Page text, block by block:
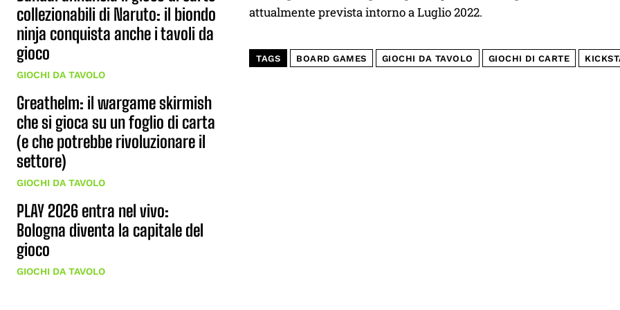
collezionabili di Naruto: il biondo
ninja conquista anche i tavoli da
gioco
GIOCHI DA TAVOLO
Greathelm: il wargame skirmish
che si gioca su un foglio di carta
(e che potrebbe rivoluzionare il
settore)
GIOCHI DA TAVOLO
PLAY 2026 entra nel vivo:
Bologna diventa la capitale del
gioco
GIOCHI DA TAVOLO
attualmente prevista intorno a Luglio 2022.
TAGS BOARD GAMES GIOCHI DA TAVOLO GIOCHI DI CARTE